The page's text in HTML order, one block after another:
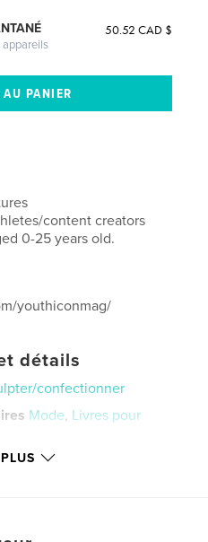
appareils
50.52 CAD $
content creators
0-25 years old.
youthiconmag/
détails
confectionner
Mode, Livres pour
22×28 cm